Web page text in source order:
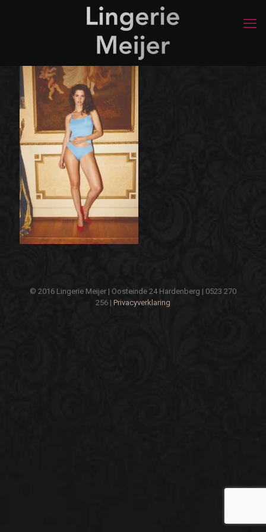
© 2016 Lingerie Meijer | Oosteinde 24 Hardenberg | 0523 270
256 | Privacyverklaring